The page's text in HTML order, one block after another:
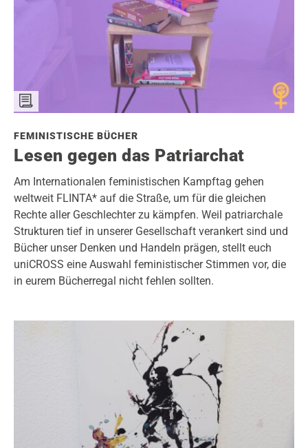
FEMINISTISCHE BÜCHER
Lesen gegen das Patriarchat
Am Internationalen feministischen Kampftag gehen
weltweit FLINTA* auf die Straße, um für die gleichen
Rechte aller Geschlechter zu kämpfen. Weil patriarchale
Strukturen tief in unserer Gesellschaft verankert sind und
Bücher unser Denken und Handeln prägen, stellt euch
uniCROSS eine Auswahl feministischer Stimmen vor, die
in eurem Bücherregal nicht fehlen sollten.